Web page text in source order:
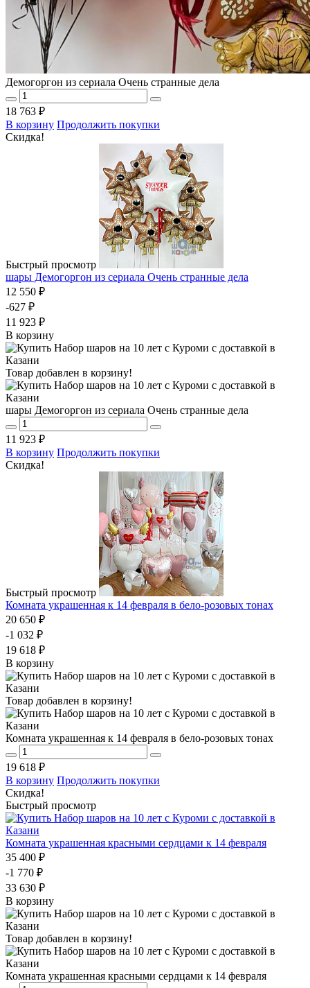
Демогоргон из сериала Очень странные дела
18 763 ₽
В корзину Продолжить покупки
Скидка!
Быстрый просмотр
шары Демогоргон из сериала Очень странные дела
12 550 ₽
-627 ₽
11 923 ₽
В корзину
Товар добавлен в корзину!
шары Демогоргон из сериала Очень странные дела
11 923 ₽
В корзину Продолжить покупки
Скидка!
Быстрый просмотр
Комната украшенная к 14 февраля в бело-розовых тонах
20 650 ₽
-1 032 ₽
19 618 ₽
В корзину
Товар добавлен в корзину!
Комната украшенная к 14 февраля в бело-розовых тонах
19 618 ₽
В корзину Продолжить покупки
Скидка!
Быстрый просмотр
Комната украшенная красными сердцами к 14 февраля
35 400 ₽
-1 770 ₽
33 630 ₽
В корзину
Товар добавлен в корзину!
Комната украшенная красными сердцами к 14 февраля